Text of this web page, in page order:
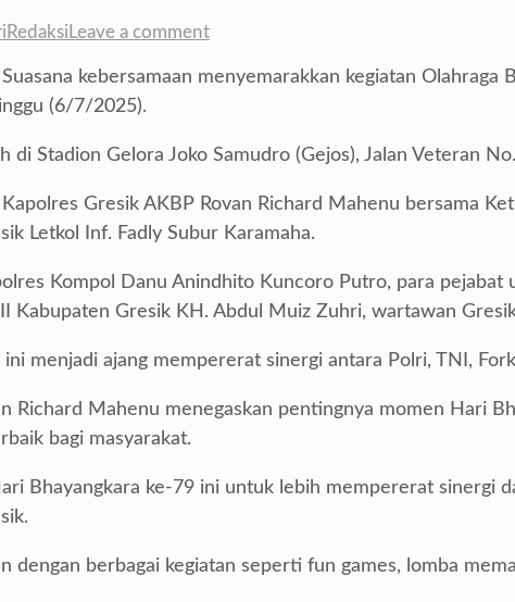
Redaksi Leave a comment
kebersamaan menyemarakkan kegiatan
(6/7/2025).
di Stadion Gelora Joko Samudro (Gejos), Jalan Veteran
Gresik AKBP Rovan Richard Mahenu bersama
Letkol Inf. Fadly Subur Karamaha.
Kompol Danu Anindhito Kuncoro Putro, para pejabat
Kabupaten Gresik KH. Abdul Muiz Zuhri, wartawan
ini menjadi ajang mempererat sinergi antara Polri, TNI,
Richard Mahenu menegaskan pentingnya momen Hari
bagi masyarakat.
Bhayangkara ke-79 ini untuk lebih mempererat sinergi
dengan berbagai kegiatan seperti fun games, lomba